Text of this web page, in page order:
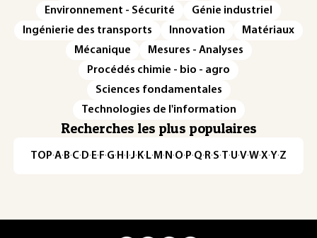
Environnement - Sécurité
Génie industriel
Ingénierie des transports
Innovation
Matériaux
Mécanique
Mesures - Analyses
Procédés chimie - bio - agro
Sciences fondamentales
Technologies de l'information
Recherches les plus populaires
TOP·A·B·C·D·E·F·G·H·I·J·K·L·M·N·O·P·Q·R·S·T·U·V·W·X·Y·Z